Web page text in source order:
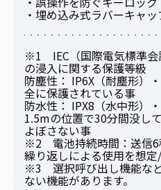
・埋め込み式ラバーキャッ
※1 IEC（国際電気標準会
の浸入に関する保護等級
防塵性： IP6X（耐塵形）
全に保護されている事
防水性： IPX8（水中形
1.5mの位置で30分間没し
よぼさない事
※2 電池持続時間：送信6
繰り返しによる使用を想定/
※3 選択呼び出し機能な
ない機能があります。